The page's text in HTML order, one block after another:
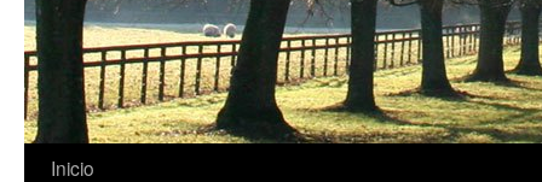
Saltar
Inicio